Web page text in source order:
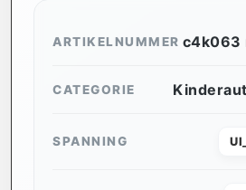
ARTIKELNUMMER c4k063
CATEGORIE
SPANNING